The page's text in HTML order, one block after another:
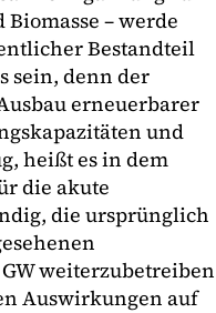
– werde
Bestandteil
sein, denn der
erneuerbarer
und
heißt es in dem
die akute
die ursprünglich
weiterzubetreiben
Auswirkungen auf